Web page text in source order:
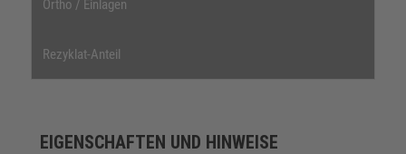
Ortho / Einlagen
Rezyklat-Anteil
EIGENSCHAFTEN UND HINWEISE